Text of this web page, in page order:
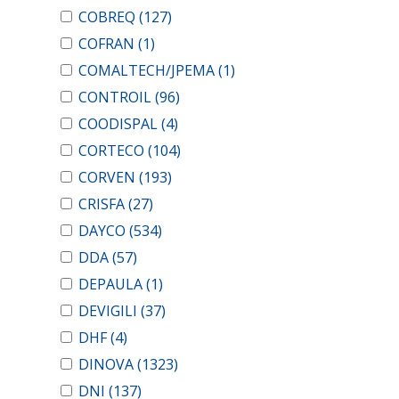
COBREQ (127)
COFRAN (1)
COMALTECH/JPEMA(1)
CONTROIL(96)
COODISPAL(4)
CORTECO (104)
CORVEN (193)
CRISFA(27)
DAYCO (534)
DDA(57)
DEPAULA(1)
DEVIGILI (37)
DHF(4)
DINOVA(1323)
DNI (137)